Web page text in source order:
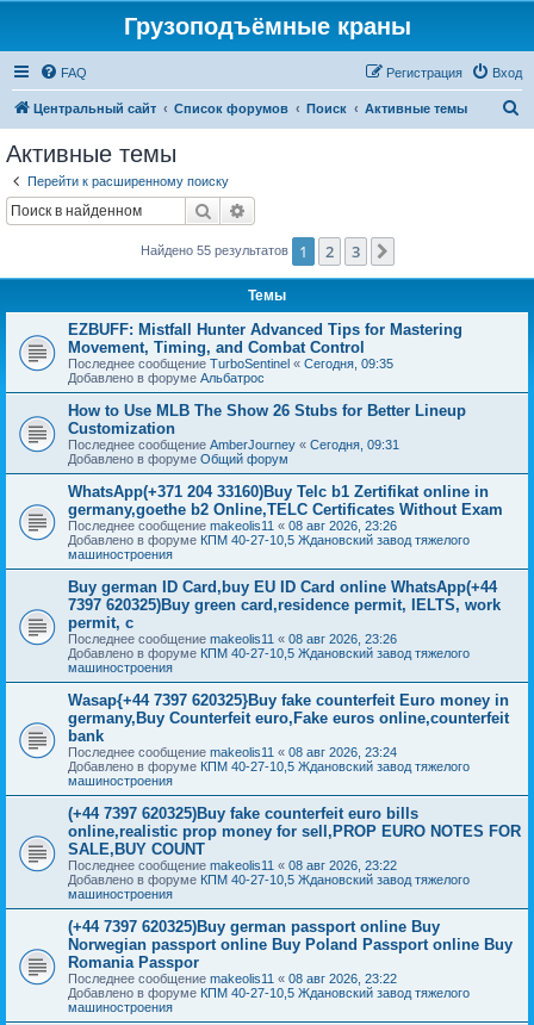
Грузоподъёмные краны
FAQ Вход
Регистрация
Центральный сайт Список форумов Поиск Активные темы
Активные темы
Перейти к расширенному поиску
Поиск
Найдено 55 результатов 1 2 3
Темы
EZBUFF: Mistfall Hunter Advanced Tips for Mastering
Movement, Timing, and Combat Control
Последнее сообщение TurboSentinel « Сегодня, 09:35
Добавлено в форуме Альбатрос
How to Use MLB The Show 26 Stubs for Better Lineup
Customization
Последнее сообщение AmberJourney « Сегодня, 09:31
Добавлено в форуме Общий форум
WhatsApp(+371 204 33160)Buy Telc b1 Zertifikat online in
germany,goethe b2 Online,TELC Certificates Without Exam
Последнее сообщение makeolis11 « 08 авг 2026, 23:26
Добавлено в форуме КПМ 40-27-10,5 Ждановский завод тяжелого
машиностроения
Buy german ID Card,buy EU ID Card online WhatsApp(+44
7397 620325)Buy green card,residence permit, IELTS, work
permit, c
Последнее сообщение makeolis11 « 08 авг 2026, 23:26
Добавлено в форуме КПМ 40-27-10,5 Ждановский завод тяжелого
машиностроения
Wasap{+44 7397 620325}Buy fake counterfeit Euro money in
germany,Buy Counterfeit euro,Fake euros online,counterfeit
bank
Последнее сообщение makeolis11 « 08 авг 2026, 23:24
Добавлено в форуме КПМ 40-27-10,5 Ждановский завод тяжелого
машиностроения
(+44 7397 620325)Buy fake counterfeit euro bills
online,realistic prop money for sell,PROP EURO NOTES FOR
SALE,BUY COUNT
Последнее сообщение makeolis11 « 08 авг 2026, 23:22
Добавлено в форуме КПМ 40-27-10,5 Ждановский завод тяжелого
машиностроения
(+44 7397 620325)Buy german passport online Buy
Norwegian passport online Buy Poland Passport online Buy
Romania Passpor
Последнее сообщение makeolis11 « 08 авг 2026, 23:22
Добавлено в форуме КПМ 40-27-10,5 Ждановский завод тяжелого
машиностроения